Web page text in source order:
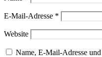
E-Mail-Adresse *
Website
Name, E-Mail-Adresse